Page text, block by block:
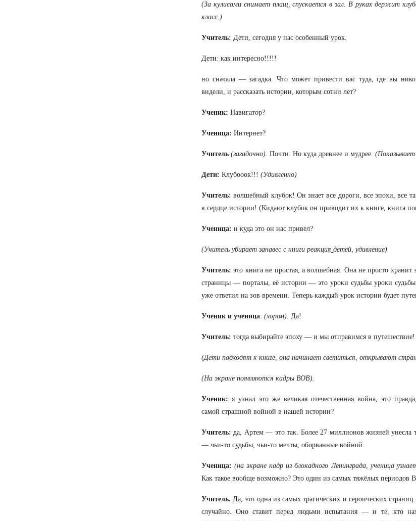
(За кулисами снимает плащ, спускается в зал. В руках держит
класс.)
Учитель: Дети, сегодня у нас особенный урок.
Дети: как интересно!!!!!
но сначала — загадка. Что может привести вас туда, где вы
видели, и рассказать истории, которым сотни лет?
Ученик: Навигатор?
Ученица: Интернет?
Учитель (загадочно). Почти. Но куда древнее и мудрее.
Дети: Клубооок!!! (Удивленно)
Учитель: волшебный клубок! Он знает все дороги, все эпохи, все
в сердце истории! (Кидают клубок он приводит их к книге, книга
Ученица: и куда это он нас привел?
(Учитель убирает занавес с книги реакция детей, удивление)
Учитель: это книга не простая, а волшебная. Она не просто
страницы — порталы, её истории — это уроки судьбы уроки
уже ответил на зов времени. Теперь каждый урок истории будет
Ученик и ученица: (хором). Да!
Учитель: тогда выбирайте эпоху — и мы отправимся в путешествие!
(Дети подходят к книге, она начинает светиться, открывают
(На экране появляются кадры ВОВ).
Ученик: я узнал это же великая отечественная война, это
самой страшной войной в нашей истории?
Учитель: да, Артем — это так. Более 27 миллионов жизней унесла
— чьи‑то судьбы, чьи‑то мечты, оборванные войной.
Ученица: (на экране кадр из блокадного Ленинграда, ученица
Как такое вообще возможно? Это один из самых тяжёлых периодов
Учитель. Да, это одна из самых трагических и героических
случайно. Оно ставит перед людьми испытания — и те, кто